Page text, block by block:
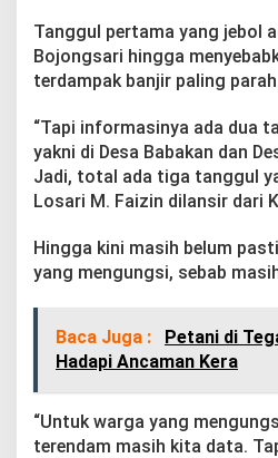
a
t
a
g
g
u
l
S
n
g
J
o
Tanggul pertama yang jebol
Bojongsari hingga
terdampak banjir paling
“Tapi informasinya ada dua
yakni di Desa Babakan dan
Jadi, total ada tiga tanggul
Losari M. Faizin dilansir dari
Hingga kini masih belum
yang mengungsi, sebab
Baca Juga :
Petani di
Hadapi Ancaman Kera
“Untuk warga yang
terendam masih kita data.